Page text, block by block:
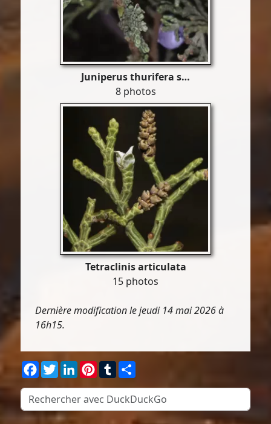
Juniperus thurifera s…
8 photos
Tetraclinis articulata
15 photos
Dernière modification le jeudi 14 mai 2026 à
16h15.
Facebook
TwitterLinkedInPinterest
Tumblr